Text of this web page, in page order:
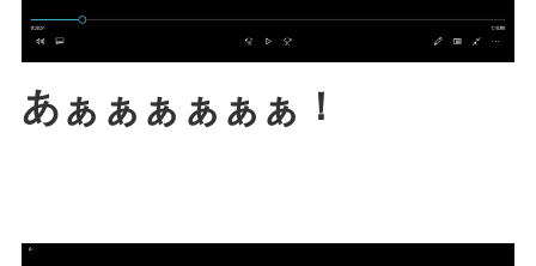
あぁぁぁぁぁぁ！